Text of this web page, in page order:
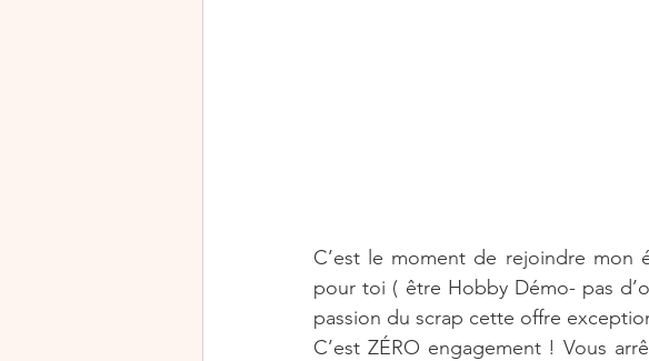
C’est le moment de rejoindre mon
pour toi ( être Hobby Démo- pas
passion du scrap cette offre
C’est ZÉRO engagement ! Vous